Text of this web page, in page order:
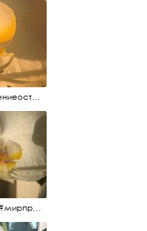
#мгновениеостановись #прекрасныймомент #жаждарасцвета
#цветы #мирпрекрасен #пятьутра